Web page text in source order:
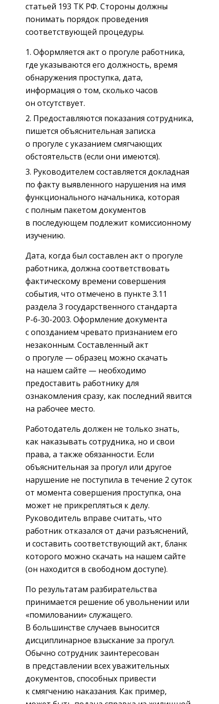
статьей 193 ТК РФ. Стороны должны
понимать порядок проведения
соответствующей процедуры.
Оформляется акт о прогуле работника,
где указываются его должность, время
обнаружения проступка, дата,
информация о том, сколько часов
он отсутствует.
Предоставляются показания сотрудника,
пишется объяснительная записка
о прогуле с указанием смягчающих
обстоятельств (если они имеются).
Руководителем составляется докладная
по факту выявленного нарушения на имя
функционального начальника, которая
с полным пакетом документов
в последующем подлежит комиссионному
изучению.
Дата, когда был составлен акт о прогуле
работника, должна соответствовать
фактическому времени совершения
события, что отмечено в пункте 3.11
раздела 3 государственного стандарта
Р-6-30-2003. Оформление документа
с опозданием чревато признанием его
незаконным. Составленный акт
о прогуле — образец можно скачать
на нашем сайте — необходимо
предоставить работнику для
ознакомления сразу, как последний явится
на рабочее место.
Работодатель должен не только знать,
как наказывать сотрудника, но и свои
права, а также обязанности. Если
объяснительная за прогул или другое
нарушение не поступила в течение 2 суток
от момента совершения проступка, она
может не прикрепляться к делу.
Руководитель вправе считать, что
работник отказался от дачи разъяснений,
и составить соответствующий акт, бланк
которого можно скачать на нашем сайте
(он находится в свободном доступе).
По результатам разбирательства
принимается решение об увольнении или
«помиловании» служащего.
В большинстве случаев выносится
дисциплинарное взыскание за прогул.
Обычно сотрудник заинтересован
в представлении всех уважительных
документов, способных привести
к смягчению наказания. Как пример,